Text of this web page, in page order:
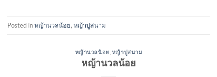
Posted inหญ้านวลน้อย, หญ้าปูสนาม
หญ้านวลน้อย หญ้าปูสนาม
หญ้านวลน้อย